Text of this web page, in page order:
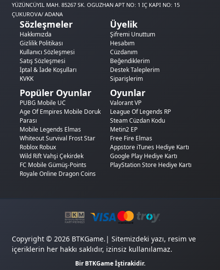
YÜZÜNCÜYIL MAH. 85267 SK. OGUZHAN APT NO: 1 IÇ KAPI NO: 15
ÇUKUROVA/ ADANA
Sözleşmeler
Hakkımızda
Gizlilik Politikası
Kullanıcı Sözleşmesi
Satış Sözleşmesi
İptal & İade Koşulları
KVKK
Üyelik
Şifremi Unuttum
Hesabım
Cüzdanım
Beğendiklerim
Destek Taleplerim
Siparişlerim
Popüler Oyunlar
PUBG Mobile UC
Age Of Empires Mobile Doruk
Parası
Mobile Legends Elmas
Whiteout Survival Frost Star
Roblox Robux
Wild Rift Vahşi Çekirdek
FC Mobile Gümüş-Points
Royale Online Dragon Coins
Oyunlar
Valorant VP
League Of Legends RP
Steam Cüzdan Kodu
Metin2 EP
Free Fire Elmas
Appstore iTunes Hediye Kartı
Google Play Hediye Kartı
PlayStation Store Hediye Kartı
Copyright © 2026 BTKGame.| Sitemizdeki yazı, resim ve
içeriklerin her hakkı saklıdır, izinsiz kullanılamaz.
Bir BTKGame İştirakidir.